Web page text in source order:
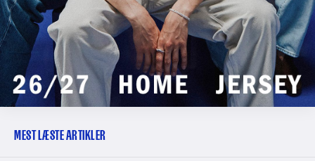
MEST LÆSTE ARTIKLER